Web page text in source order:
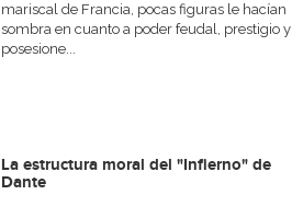
mariscal de Francia, pocas figuras le hacían
sombra en cuanto a poder feudal, prestigio y
posesione...
La estructura moral del "Infierno" de
Dante